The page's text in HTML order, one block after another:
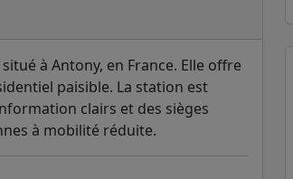
à Antony, en France. Elle offre
paisible. La station est
clairs et des sièges
à mobilité réduite.